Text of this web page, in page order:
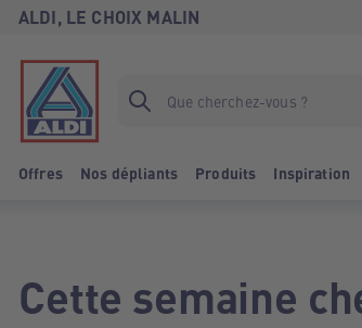
ALDI, LE CHOIX MALIN
Offres Nos dépliants Produits Inspiration
Cette semaine